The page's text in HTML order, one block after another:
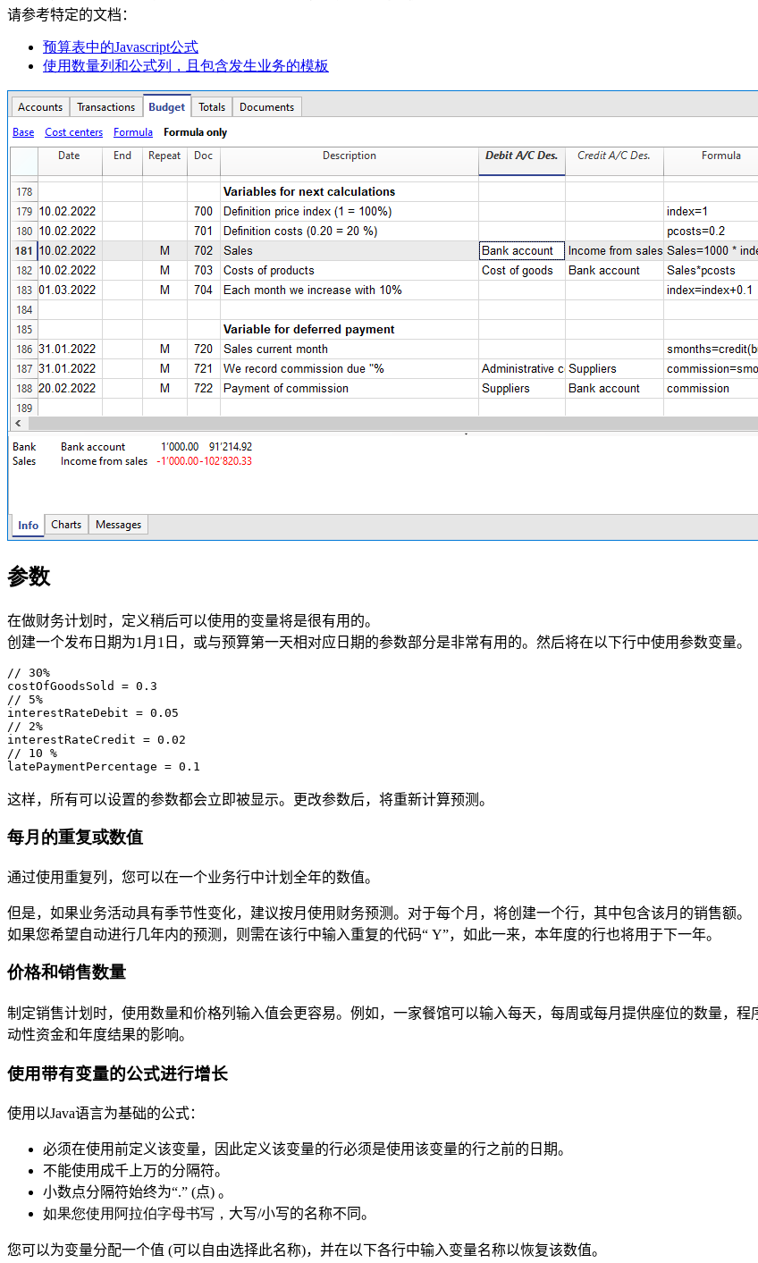
请参考特定的文档：
预算表中的Javascript公式
使用数量列和公式列，且包含发生业务的模板
参数
在做财务计划时，定义稍后可以使用的变量将是很有用的。
创建一个发布日期为1月1日，或与预算第一天相对应日期的参数部分是非常有用的。 然后将在以下行中使用参数变量。
// 30%
costOfGoodsSold = 0.3
// 5%
interestRateDebit = 0.05
// 2%
interestRateCredit = 0.02
// 10 %
这样，所有可以设置的参数都会立即被显示。 更改参数后，将重新计算预测。
每月的重复或数值
通过使用重复列，您可以在一个业务行中计划全年的数值。
但是，如果业务活动具有季节性变化，建议按月使用财务预测。 对于每个月，将创建一个行，其中包含该月的销售额。
如果您希望自动进行几年内的预测，则需在该行中输入重复的代码“ Y”，如此一来，本年度的行也将用于下一年。
价格和销售数量
制定销售计划时，使用数量和价格列输入值会更容易。 例如，一家餐馆可以输入每天，每周或每月提供座位的数量，程
动性资金和年度结果的影响。
使用带有变量的公式进行增长
使用以Java语言为基础的公式：
必须在使用前定义该变量，
因此定义该变量的行必须是使用该变量的行之前的日期。
不能使用成千上万的分隔符。
小数点分隔符始终为“.” (点) 。
如果您使用阿拉伯字母书写， 大写/小写的名称不同。
您可以为变量分配一个值 (可以自由选择此名称)，并在以下各行中输入变量名称以恢复该数值。